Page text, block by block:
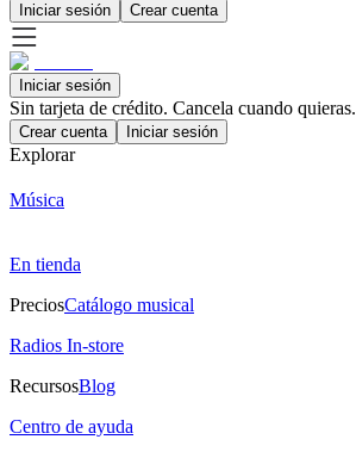
Iniciar sesión Crear cuenta
Iniciar sesión
Sin tarjeta de crédito. Cancela cuando quieras.
Crear cuenta Iniciar sesión
Explorar
Música
En tienda
PreciosCatálogo musical
Radios In-store
RecursosBlog
Centro de ayuda